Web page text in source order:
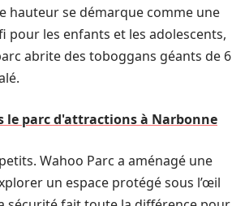
hauteur se démarque comme une
pour les enfants et les adolescents,
abrite des toboggans géants de 6
parc d'attractions à Narbonne
Wahoo Parc a aménagé une
un espace protégé sous l’œil